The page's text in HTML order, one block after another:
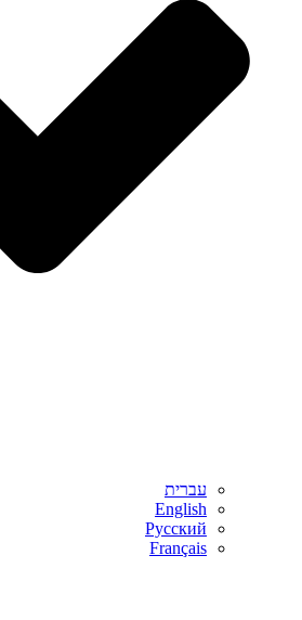
עברית
English
Русский
Français